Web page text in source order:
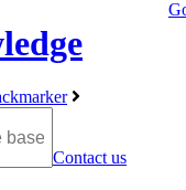
Contact us